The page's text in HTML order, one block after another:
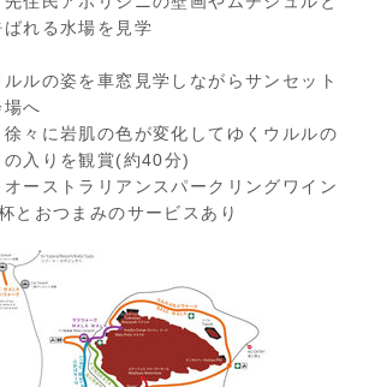
ばれる水場を見学
ルルの姿を車窓見学しながらサンセット
場へ
徐々に岩肌の色が変化してゆくウルルの
の入りを観賞(約40分)
ーストラリアンスパークリングワイン
とおつまみのサービスあり